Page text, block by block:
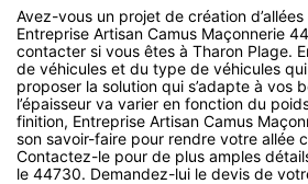
Avez-vous un projet de création
Entreprise Artisan Camus Maçonnerie
contacter si vous êtes à Tharon Plage.
de véhicules et du type de véhicules
proposer la solution qui s’adapte à vos
l’épaisseur va varier en fonction du
finition, Entreprise Artisan Camus
son savoir-faire pour rendre votre allée
Contactez-le pour de plus amples
le 44730. Demandez-lui le devis de